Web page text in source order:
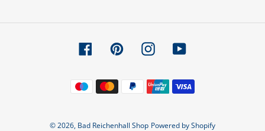
FacebookPinterestInstagramYouTube
Zahlungsmethoden
© 2026, Bad Reichenhall Shop Powered by Shopify